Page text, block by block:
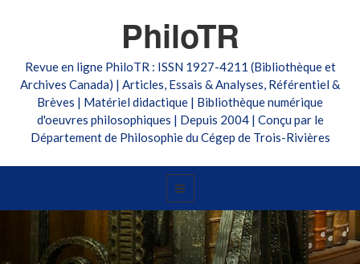
PhiloTR
Revue en ligne PhiloTR : ISSN 1927-4211 (Bibliothèque et
Archives Canada) | Articles, Essais & Analyses, Référentiel &
Brèves | Matériel didactique | Bibliothèque numérique
d'oeuvres philosophiques | Depuis 2004 | Conçu par le
Département de Philosophie du Cégep de Trois-Rivières